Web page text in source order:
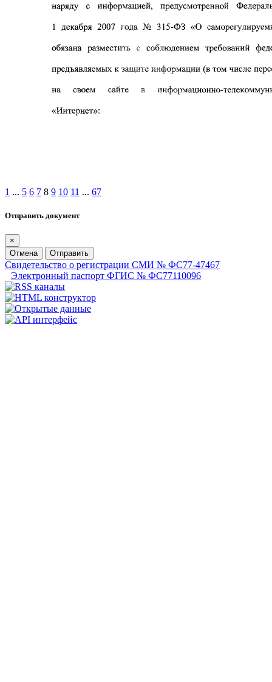
1 ... 5 6 7 8 9 10 11 ... 67
Отправить документ
×
Отмена
Отправить
Свидетельство о регистрации СМИ № ФС77-47467
Электронный паспорт ФГИС № ФС77110096